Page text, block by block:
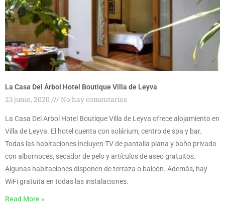
La Casa Del Árbol Hotel Boutique Villa de Leyva
23 junio, 2020 No hay comentarios
La Casa Del Arbol Hotel Boutique Villa de Leyva ofrece alojamiento en
Villa de Leyva. El hotel cuenta con solárium, centro de spa y bar.
Todas las habitaciones incluyen TV de pantalla plana y baño privado
con albornoces, secador de pelo y artículos de aseo gratuitos.
Algunas habitaciones disponen de terraza o balcón. Además, hay
WiFi gratuita en todas las instalaciones.
Read More »